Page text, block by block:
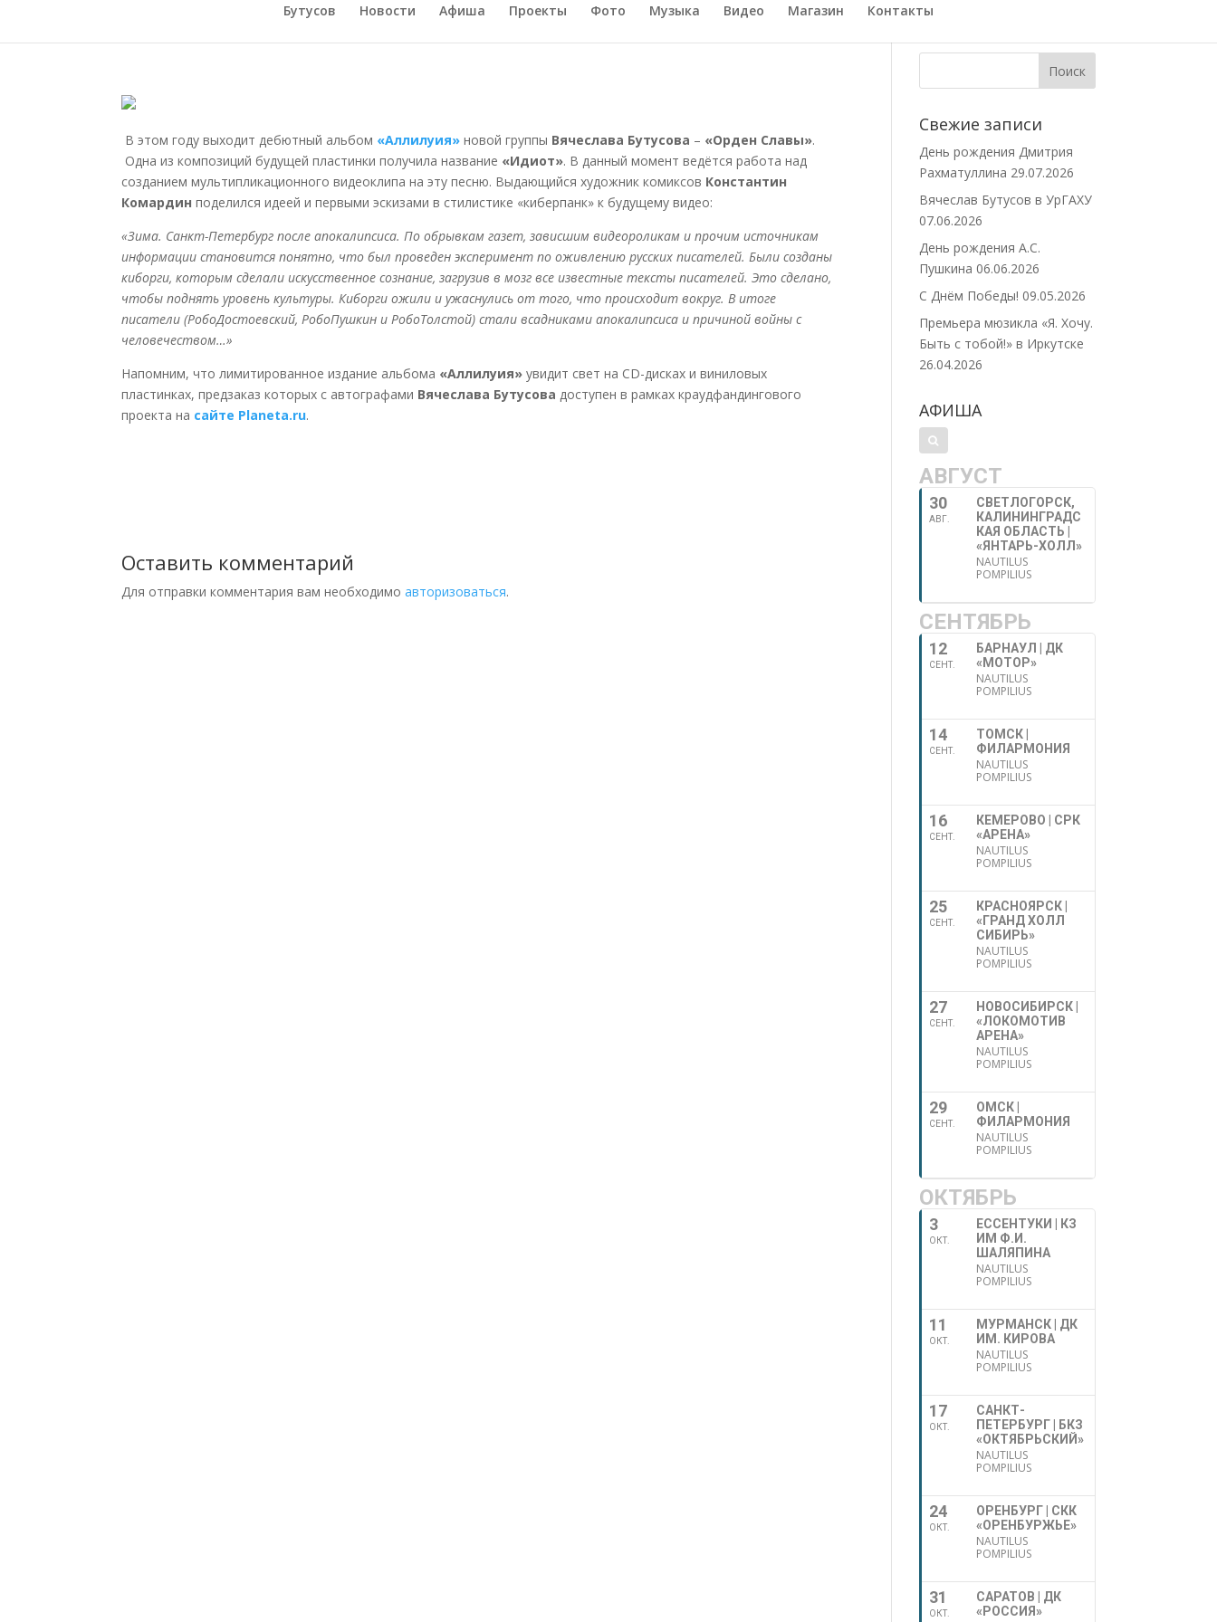
Бутусов Новости Афиша Проекты Фото Музыка Видео Магазин Контакты
В этом году выходит дебютный альбом «Аллилуия» новой группы Вячеслава Бутусова – «Орден Славы».
Одна из композиций будущей пластинки получила название «Идиот». В данный момент ведётся работа над
созданием мультипликационного видеоклипа на эту песню. Выдающийся художник комиксов Константин
Комардин поделился идеей и первыми эскизами в стилистике «киберпанк» к будущему видео:
«Зима. Санкт-Петербург после апокалипсиса. По обрывкам газет, зависшим видеороликам и прочим источникам
информации становится понятно, что был проведен эксперимент по оживлению русских писателей. Были созданы
киборги, которым сделали искусственное сознание, загрузив в мозг все известные тексты писателей. Это сделано,
чтобы поднять уровень культуры. Киборги ожили и ужаснулись от того, что происходит вокруг. В итоге
писатели (РобоДостоевский, РобоПушкин и РобоТолстой) стали всадниками апокалипсиса и причиной войны с
человечеством…»
Напомним, что лимитированное издание альбома «Аллилуия» увидит свет на CD-дисках и виниловых
пластинках, предзаказ которых с автографами Вячеслава Бутусова доступен в рамках краудфандингового
проекта на сайте Planeta.ru.
Оставить комментарий
Для отправки комментария вам необходимоавторизоваться.
Свежие записи
День рождения Дмитрия
Рахматуллина 29.07.2026
Вячеслав Бутусов в УрГАХУ
07.06.2026
День рождения А.С.
Пушкина 06.06.2026
С Днём Победы! 09.05.2026
Премьера мюзикла «Я. Хочу.
Быть с тобой!» в Иркутске
26.04.2026
АФИША
АВГУСТ
30
АВГ.
СВЕТЛОГОРСК,
КАЛИНИНГРАДС
КАЯ ОБЛАСТЬ |
«ЯНТАРЬ-ХОЛЛ»
NAUTILUS
POMPILIUS
СЕНТЯБРЬ
12
СЕНТ.
БАРНАУЛ | ДК
«МОТОР»
NAUTILUS
POMPILIUS
14
СЕНТ.
ТОМСК |
ФИЛАРМОНИЯ
NAUTILUS
POMPILIUS
16
СЕНТ.
КЕМЕРОВО | СРК
«АРЕНА»
NAUTILUS
POMPILIUS
25
СЕНТ.
КРАСНОЯРСК |
«ГРАНД ХОЛЛ
СИБИРЬ»
NAUTILUS
POMPILIUS
27
СЕНТ.
НОВОСИБИРСК |
«ЛОКОМОТИВ
АРЕНА»
NAUTILUS
POMPILIUS
29
СЕНТ.
ОМСК |
ФИЛАРМОНИЯ
NAUTILUS
POMPILIUS
ОКТЯБРЬ
3
ОКТ.
ЕССЕНТУКИ | КЗ
ИМ Ф.И.
ШАЛЯПИНА
NAUTILUS
POMPILIUS
11
ОКТ.
МУРМАНСК | ДК
ИМ. КИРОВА
NAUTILUS
POMPILIUS
17
ОКТ.
САНКТ-
ПЕТЕРБУРГ | БКЗ
«ОКТЯБРЬСКИЙ»
NAUTILUS
POMPILIUS
24
ОКТ.
ОРЕНБУРГ | СКК
«ОРЕНБУРЖЬЕ»
NAUTILUS
POMPILIUS
31
ОКТ.
САРАТОВ | ДК
«РОССИЯ»